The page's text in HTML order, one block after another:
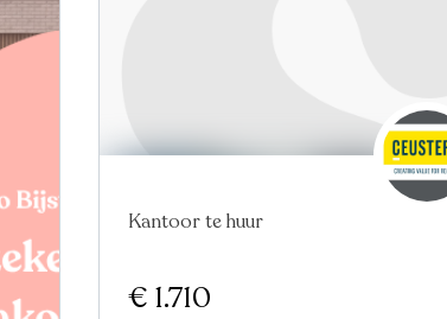
Kantoor te huur
€ 1.710